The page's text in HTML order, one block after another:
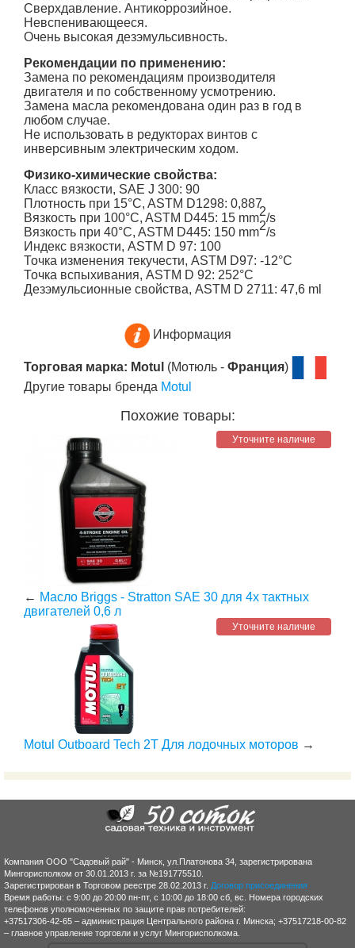
Сверхдавление. Антикоррозийное.
Невспенивающееся.
Очень высокая дезэмульсивность.
Рекомендации по применению:
Замена по рекомендациям производителя
двигателя и по собственному усмотрению.
Замена масла рекомендована один раз в год в
любом случае.
Не использовать в редукторах винтов с
инверсивным электрическим ходом.
Физико-химические свойства:
Класс вязкости, SAE J 300: 90
Плотность при 15°C, ASTM D1298: 0,887
Вязкость при 100°C, ASTM D445: 15 mm2/s
Вязкость при 40°C, ASTM D445: 150 mm2/s
Индекс вязкости, ASTM D 97: 100
Точка изменения текучести, ASTM D97: -12°C
Точка вспыхивания, ASTM D 92: 252°C
Дезэмульсионные свойства, ASTM D 2711: 47,6 ml
Информация
Торговая марка: Motul (Мотюль - Франция)
Другие товары бренда Motul
Похожие товары:
Уточните наличие
← Масло Briggs - Stratton SAE 30 для 4х тактных
двигателей 0,6 л
Уточните наличие
Motul Outboard Tech 2T Для лодочных моторов →
Компания ООО "Садовый рай" - Минск, ул.Платонова 34, зарегистрирована
Мингорисполком от 30.01.2013 г. за №191775510.
Зарегистрирован в Торговом реестре 28.02.2013 г. Договор присоединения
Время работы: с 9:00 до 20:00 пн-пт, с 10:00 до 18:00 сб, вс. Номера городских
телефонов уполномоченных по защите прав потребителей:
+37517306-42-65 – администрация Центрального района г. Минска; +37517218-00-82
– главное управление торговли и услуг Мингорисполкома.